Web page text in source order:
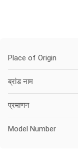
Place of Origin
ब्रांड नाम
प्रमाणन
Model Number